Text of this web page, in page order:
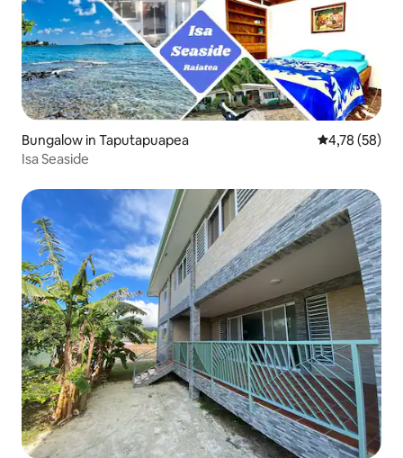
Bungalow in Taputapuapea Gemiddelde
4,78 (58)
Isa Seaside